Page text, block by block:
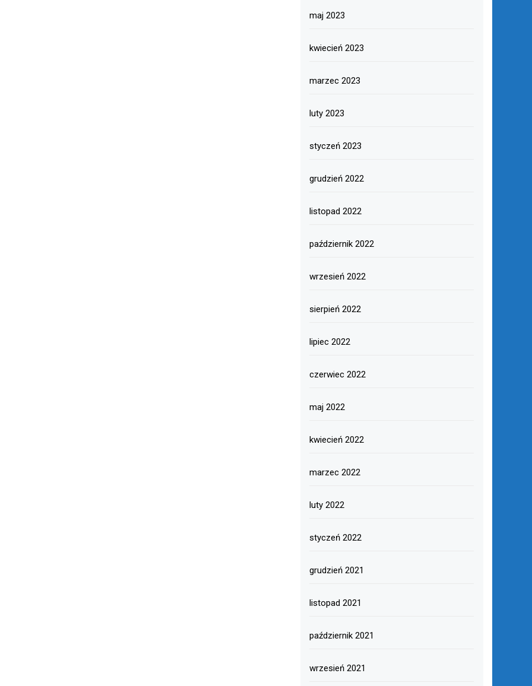
maj 2023
kwiecień 2023
marzec 2023
luty 2023
styczeń 2023
grudzień 2022
listopad 2022
październik 2022
wrzesień 2022
sierpień 2022
lipiec 2022
czerwiec 2022
maj 2022
kwiecień 2022
marzec 2022
luty 2022
styczeń 2022
grudzień 2021
listopad 2021
październik 2021
wrzesień 2021